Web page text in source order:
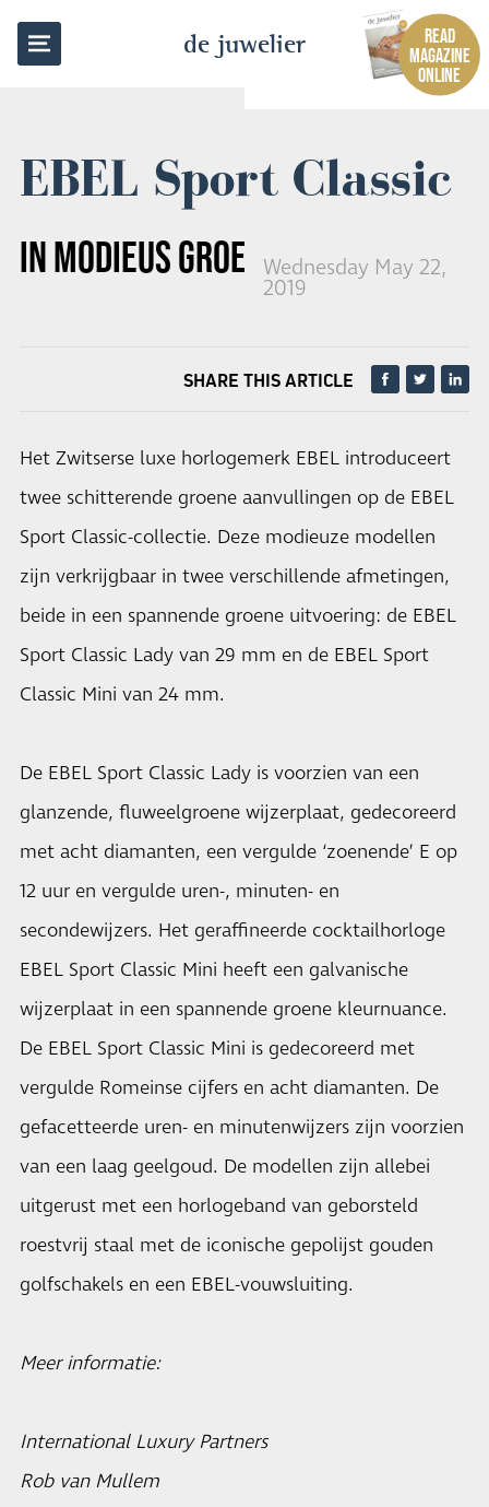
de juwelier
READ
MAGAZINE
ONLINE
EBEL Sport Classic
IN MODIEUS GROENWednesday May 22,
2019
BACK TO OVERVIEW
SHARE THIS ARTICLE
Het Zwitserse luxe horlogemerk EBEL introduceert
twee schitterende groene aanvullingen op de EBEL
Sport Classic-collectie. Deze modieuze modellen
zijn verkrijgbaar in twee verschillende afmetingen,
beide in een spannende groene uitvoering: de EBEL
Sport Classic Lady van 29 mm en de EBEL Sport
Classic Mini van 24 mm.
De EBEL Sport Classic Lady is voorzien van een
glanzende, fluweelgroene wijzerplaat, gedecoreerd
met acht diamanten, een vergulde ‘zoenende’ E op
12 uur en vergulde uren-, minuten- en
secondewijzers. Het geraffineerde cocktailhorloge
EBEL Sport Classic Mini heeft een galvanische
wijzerplaat in een spannende groene kleurnuance.
De EBEL Sport Classic Mini is gedecoreerd met
vergulde Romeinse cijfers en acht diamanten. De
gefacetteerde uren- en minutenwijzers zijn voorzien
van een laag geelgoud. De modellen zijn allebei
uitgerust met een horlogeband van geborsteld
roestvrij staal met de iconische gepolijst gouden
golfschakels en een EBEL-vouwsluiting.
Meer informatie:
International Luxury Partners
Rob van Mullem